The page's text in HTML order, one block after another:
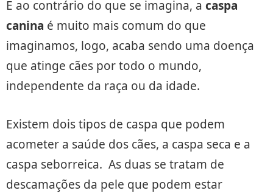
E ao contrário do que se imagina, a caspa
canina é muito mais comum do que
imaginamos, logo, acaba sendo uma doença
que atinge cães por todo o mundo,
independente da raça ou da idade.
Existem dois tipos de caspa que podem
acometer a saúde dos cães, a caspa seca e a
caspa seborreica. As duas se tratam de
descamações da pele que podem estar